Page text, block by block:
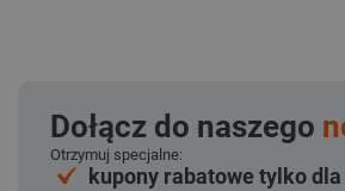
Dołącz do naszego
Otrzymuj specjalne:
kupony rabatowe tylko